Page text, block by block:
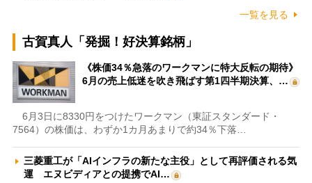
一覧を見る
古賀真人「発掘！好決算銘柄」
《株価34％急落のワークマンに特大反転の期待》
6月の売上低迷を吹き飛ばす第1四半期決算、…
6月3日に8330円をつけたワークマン（東証スタンダード・
7564）の株価は、わずか1カ月あまりで約34％下落…
三菱重工が「AIインフラの新たな主役」として再評価される気
運 エヌビディアとの提携でAI…